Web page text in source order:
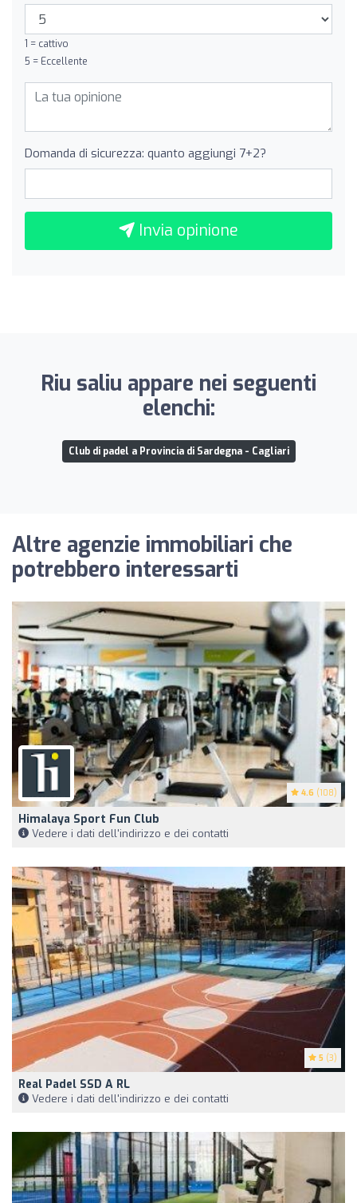
1 = cattivo
5 = Eccellente
Domanda di sicurezza: quanto aggiungi 7+2?
Invia opinione
Riu saliu appare nei seguenti
elenchi:
Club di padel a Provincia di Sardegna - Cagliari
Altre agenzie immobiliari che
potrebbero interessarti
4.6 (108)
Himalaya Sport Fun Club
Vedere i dati dell'indirizzo e dei contatti
5 (3)
Real Padel SSD A RL
Vedere i dati dell'indirizzo e dei contatti